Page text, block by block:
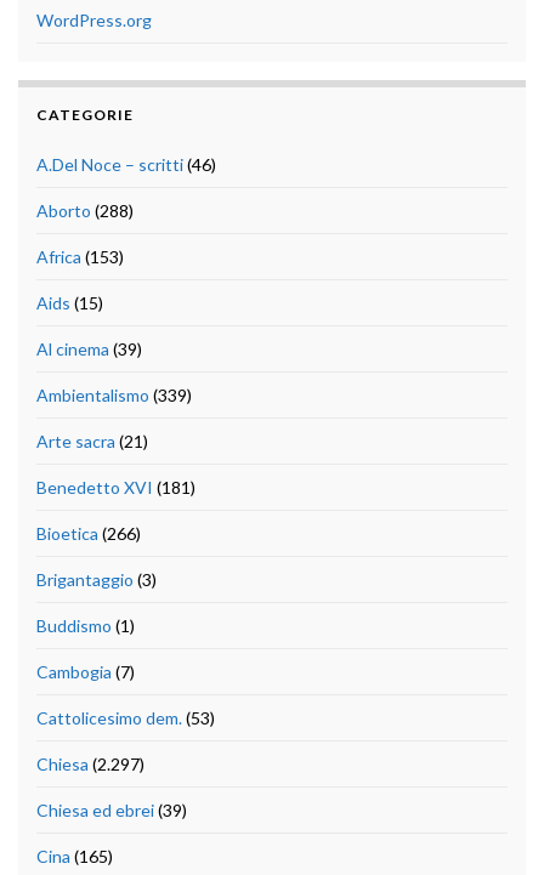
WordPress.org
CATEGORIE
A.Del Noce – scritti(46)
Aborto (288)
Africa (153)
Aids (15)
Al cinema (39)
Ambientalismo (339)
Arte sacra (21)
Benedetto XVI (181)
Bioetica (266)
Brigantaggio (3)
Buddismo (1)
Cambogia (7)
Cattolicesimo dem.(53)
Chiesa (2.297)
Chiesa ed ebrei(39)
Cina (165)